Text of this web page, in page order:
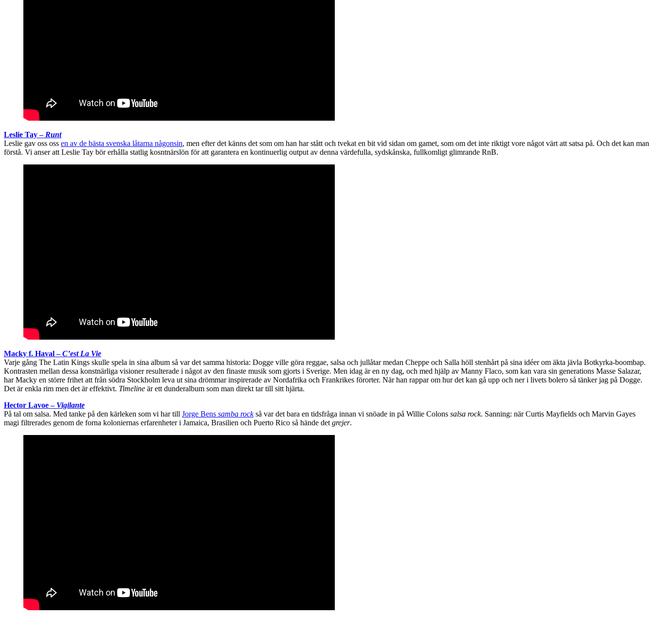
Leslie Tay –Runt
Leslie gav oss oss en av de bästa svenska låtarna någonsin, men efter det känns det som om han har stått och tvekat en bit vid sidan om gamet, som om det inte riktigt vore något värt att satsa på. Och det kan man
förstå. Vi anser att Leslie Tay bör erhålla statlig kosntnärslön för att garantera en kontinuerlig output av denna värdefulla, sydskånska, fullkomligt glimrande RnB.
Macky f. Haval –C’est La Vie
Varje gång The Latin Kings skulle spela in sina album så var det samma historia: Dogge ville göra reggae, salsa och jullåtar medan Cheppe och Salla höll stenhårt på sina idéer om äkta jävla Botkyrka-boombap.
Kontrasten mellan dessa konstnärliga visioner resulterade i något av den finaste musik som gjorts i Sverige. Men idag är en ny dag, och med hjälp av Manny Flaco, som kan vara sin generations Masse Salazar,
har Macky en större frihet att från södra Stockholm leva ut sina drömmar inspirerade av Nordafrika och Frankrikes förorter. När han rappar om hur det kan gå upp och ner i livets bolero så tänker jag på Dogge.
Det är enkla rim men det är effektivt. Timeline är ett dunderalbum som man direkt tar till sitt hjärta.
Hector Lavoe – Vigilante
På tal om salsa. Med tanke på den kärleken som vi har till Jorge Bens samba rockså var det bara en tidsfråga innan vi snöade in på Willie Colons salsa rock. Sanning: när Curtis Mayfields och Marvin Gayes
magi filtrerades genom de forna koloniernas erfarenheter i Jamaica, Brasilien och Puerto Rico så hände detgrejer.